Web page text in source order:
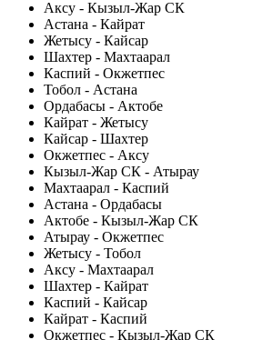
Аксу - Кызыл-Жар СК
Астана - Кайрат
Жетысу - Кайсар
Шахтер - Махтаарал
Каспий - Окжетпес
Тобол - Астана
Ордабасы - Актобе
Кайрат - Жетысу
Кайсар - Шахтер
Окжетпес - Аксу
Кызыл-Жар СК - Атырау
Махтаарал - Каспий
Астана - Ордабасы
Актобе - Кызыл-Жар СК
Атырау - Окжетпес
Жетысу - Тобол
Аксу - Махтаарал
Шахтер - Кайрат
Каспий - Кайсар
Кайрат - Каспий
Окжетпес - Кызыл-Жар СК